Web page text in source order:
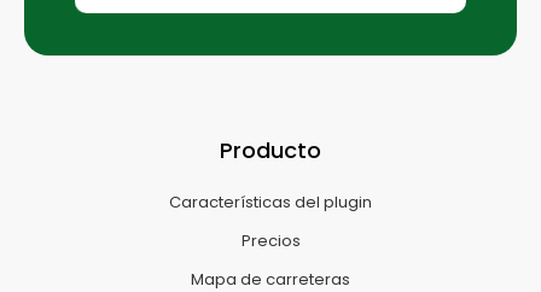
Producto
Características del plugin
Precios
Mapa de carreteras